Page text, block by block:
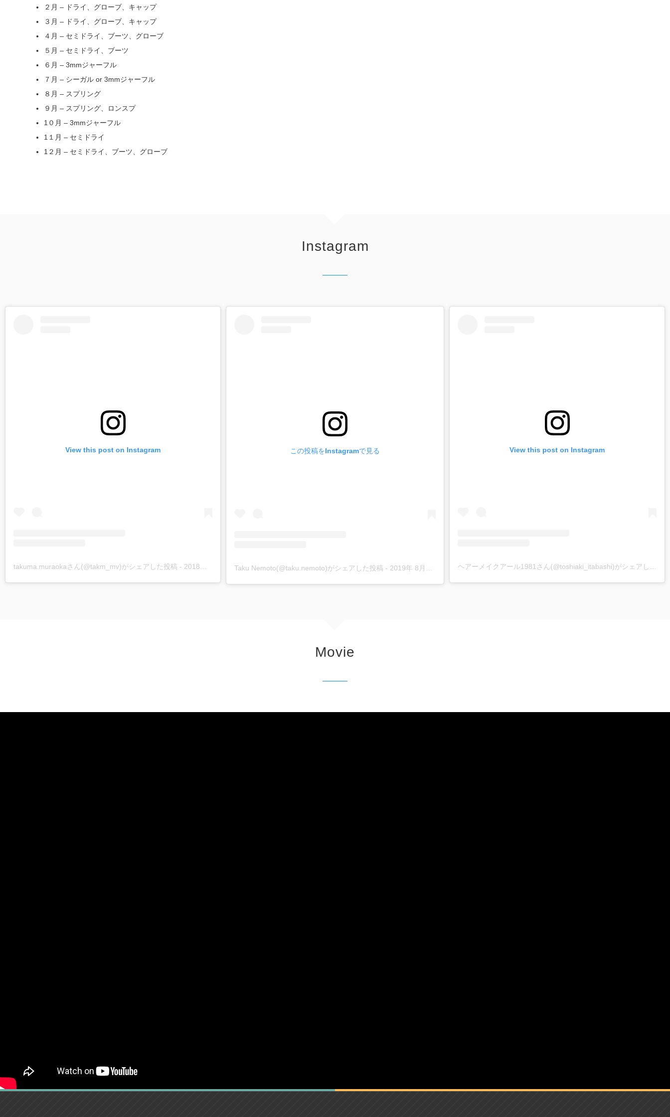
２月 – ドライ、グローブ、キャップ
３月 – ドライ、グローブ、キャップ
４月 – セミドライ、ブーツ、グローブ
５月 – セミドライ、ブーツ
６月 – 3mmジャーフル
７月 – シーガル or 3mmジャーフル
８月 – スプリング
９月 – スプリング、ロンスプ
1０月 – 3mmジャーフル
1１月 – セミドライ
1２月 – セミドライ、ブーツ、グローブ
Instagram
View this post on Instagram
takuma.muraokaさん(@takm_mv)がシェアした投稿 - 2018年11月月11日午前12時20分PST
この投稿をInstagramで見る
Taku Nemoto(@taku.nemoto)がシェアした投稿 - 2019年 8月月18日午前5時38分PDT
View this post on Instagram
Movie